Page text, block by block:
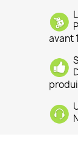
avant